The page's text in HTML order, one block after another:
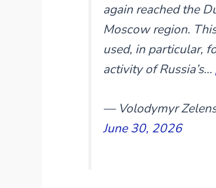
again reached the
Moscow region.
used, in particular,
activity of Russia’s…
— Volodymyr
June 30, 2026